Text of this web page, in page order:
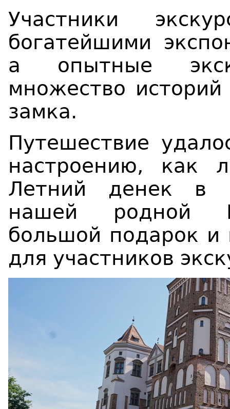
Участники
богатейшими
а опытные
множество
замка.
Путешествие
настроению, как
Летний денек в
нашей родной
большой подарок и
для участников